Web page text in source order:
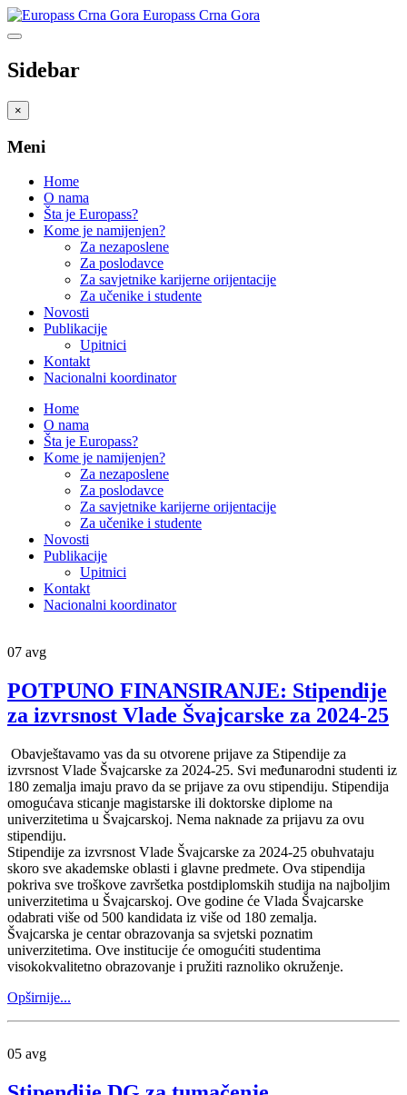
Europass Crna Gora
Sidebar
×
Meni
Home
O nama
Šta je Europass?
Kome je namijenjen?
Za nezaposlene
Za poslodavce
Za savjetnike karijerne orijentacije
Za učenike i studente
Novosti
Publikacije
Upitnici
Kontakt
Nacionalni koordinator
Home
O nama
Šta je Europass?
Kome je namijenjen?
Za nezaposlene
Za poslodavce
Za savjetnike karijerne orijentacije
Za učenike i studente
Novosti
Publikacije
Upitnici
Kontakt
Nacionalni koordinator
07 avg
POTPUNO FINANSIRANJE: Stipendije
za izvrsnost Vlade Švajcarske za 2024-25
Obavještavamo vas da su otvorene prijave za Stipendije za
izvrsnost Vlade Švajcarske za 2024-25. Svi međunarodni studenti iz
180 zemalja imaju pravo da se prijave za ovu stipendiju. Stipendija
omogućava sticanje magistarske ili doktorske diplome na
univerzitetima u Švajcarskoj. Nema naknade za prijavu za ovu
stipendiju.
Stipendije za izvrsnost Vlade Švajcarske za 2024-25 obuhvataju
skoro sve akademske oblasti i glavne predmete. Ova stipendija
pokriva sve troškove završetka postdiplomskih studija na najboljim
univerzitetima u Švajcarskoj. Ove godine će Vlada Švajcarske
odabrati više od 500 kandidata iz više od 180 zemalja.
Švajcarska je centar obrazovanja sa svjetski poznatim
univerzitetima. Ove institucije će omogućiti studentima
visokokvalitetno obrazovanje i pružiti raznoliko okruženje.
Opširnije...
05 avg